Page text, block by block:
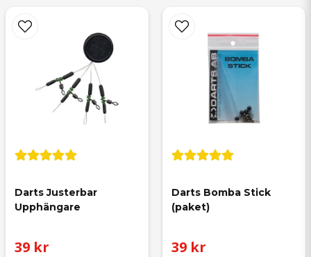
Darts Justerbar
Upphängare
39 kr
Darts Bomba Stick
(paket)
39 kr